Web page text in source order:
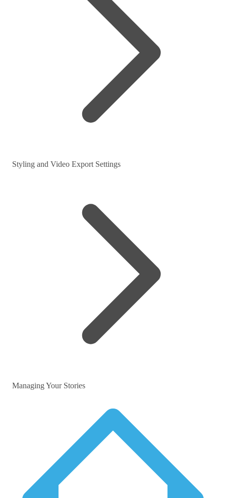
Styling and Video Export Settings
Managing Your Stories